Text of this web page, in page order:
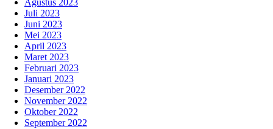
Agustus 2023
Juli 2023
Juni 2023
Mei 2023
April 2023
Maret 2023
Februari 2023
Januari 2023
Desember 2022
November 2022
Oktober 2022
September 2022